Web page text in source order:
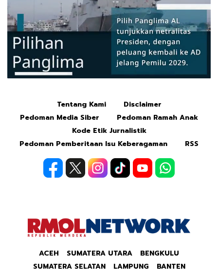
Tentang Kami
Disclaimer
Pedoman Media Siber
Pedoman Ramah Anak
Kode Etik Jurnalistik
Pedoman Pemberitaan Isu Keberagaman
RSS
ACEH SUMATERA UTARA
BENGKULU
SUMATERA SELATAN
LAMPUNG
BANTEN